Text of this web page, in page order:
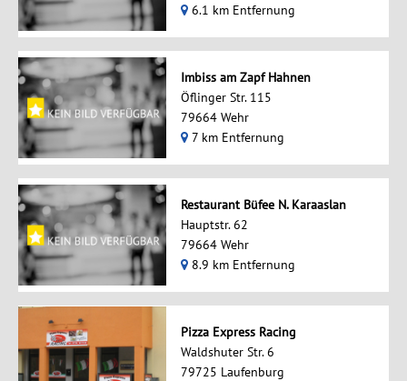
6.1 km Entfernung
Imbiss am Zapf Hahnen
Öflinger Str. 115
79664 Wehr
7 km Entfernung
Restaurant Büfee N. Karaaslan
Hauptstr. 62
79664 Wehr
8.9 km Entfernung
Pizza Express Racing
Waldshuter Str. 6
79725 Laufenburg